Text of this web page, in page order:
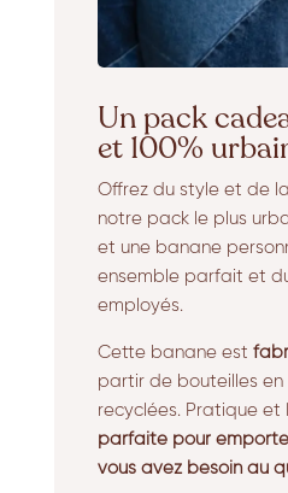
Un pack
et 100%
Offrez du style et de
notre pack le plus
et une banane
ensemble parfait et
employés.
Cette banane est
partir de bouteilles
recyclées. Pratique et
parfaite pour
vous avez besoin au